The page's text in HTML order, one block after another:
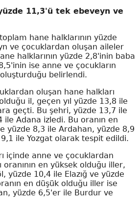
11,3'ü tek ebeveyn ve
hane halklarının yüzde
ve çocuklardan oluşan aileler
halklarının yüzde 2,8'inin baba
ise anne ve çocukların
belirlendi.
oluşan hane halkları
il, geçen yıl yüzde 13,8 ile
geçti. Bu şehri, yüzde 13,7 ile
ile Adana izledi. Bu oranın en
yüzde 8,3 ile Ardahan, yüzde 8,9
ile Yozgat olarak tespit edildi.
içinde anne ve çocuklardan
oranının en yüksek olduğu iller,
yüzde 10,4 ile Elazığ ve yüzde
en düşük olduğu iller ise
yüzde 6,5'er ile Burdur ve